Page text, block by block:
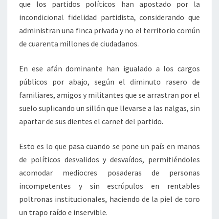
que los partidos políticos han apostado por la
incondicional fidelidad partidista, considerando que
administran una finca privada y no el territorio común
de cuarenta millones de ciudadanos.
En ese afán dominante han igualado a los cargos
públicos por abajo, según el diminuto rasero de
familiares, amigos y militantes que se arrastran por el
suelo suplicando un sillón que llevarse a las nalgas, sin
apartar de sus dientes el carnet del partido.
Esto es lo que pasa cuando se pone un país en manos
de políticos desvalidos y desvaídos, permitiéndoles
acomodar mediocres posaderas de personas
incompetentes y sin escrúpulos en rentables
poltronas institucionales, haciendo de la piel de toro
un trapo raído e inservible.